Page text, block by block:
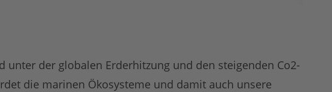
unter der globalen Erderhitzung und den steigenden Co2-
die marinen Ökosysteme und damit auch unsere